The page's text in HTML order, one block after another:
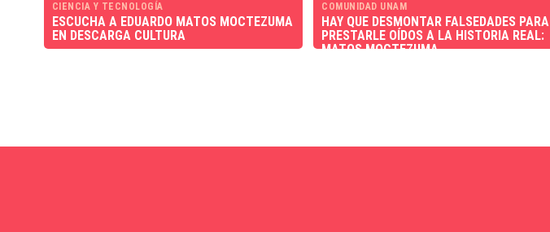
CIENCIA Y TECNOLOGÍA
ESCUCHA A EDUARDO MATOS MOCTEZUMA
EN DESCARGA CULTURA
COMUNIDAD UNAM
HAY QUE DESMONTAR FALSEDADES PARA
PRESTARLE OÍDOS A LA HISTORIA REAL:
MATOS MOCTEZUMA